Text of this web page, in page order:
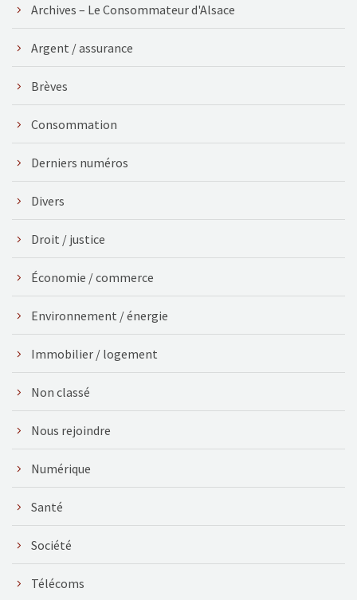
Archives – Le Consommateur d'Alsace
Argent / assurance
Brèves
Consommation
Derniers numéros
Divers
Droit / justice
Économie / commerce
Environnement / énergie
Immobilier / logement
Non classé
Nous rejoindre
Numérique
Santé
Société
Télécoms